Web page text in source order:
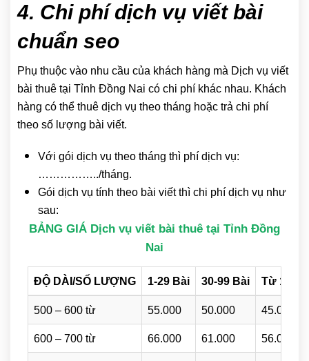
4. Chi phí dịch vụ viết bài
chuẩn seo
Phụ thuộc vào nhu cầu của khách hàng mà Dịch vụ viết
bài thuê tại Tỉnh Đồng Nai có chi phí khác nhau. Khách
hàng có thể thuê dịch vụ theo tháng hoặc trả chi phí
theo số lượng bài viết.
Với gói dịch vụ theo tháng thì phí dịch vụ:
……………../tháng.
Gói dịch vụ tính theo bài viết thì chi phí dịch vụ như
sau:
BẢNG GIÁ Dịch vụ viết bài thuê tại Tỉnh Đồng
Nai
ĐỘ DÀI/SỐ LƯỢNG 1-29 Bài 30-99 Bài Từ 100
500 – 600 từ 55.000 50.000 45.000
600 – 700 từ 66.000 61.000 56.000